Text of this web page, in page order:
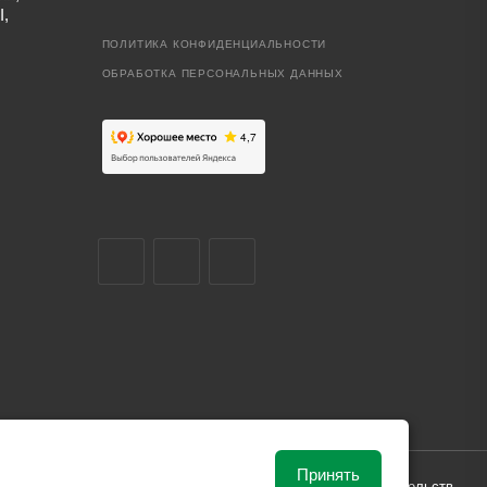
ПОЛИТИКА КОНФИДЕНЦИАЛЬНОСТИ
ОБРАБОТКА ПЕРСОНАЛЬНЫХ ДАННЫХ
Принять